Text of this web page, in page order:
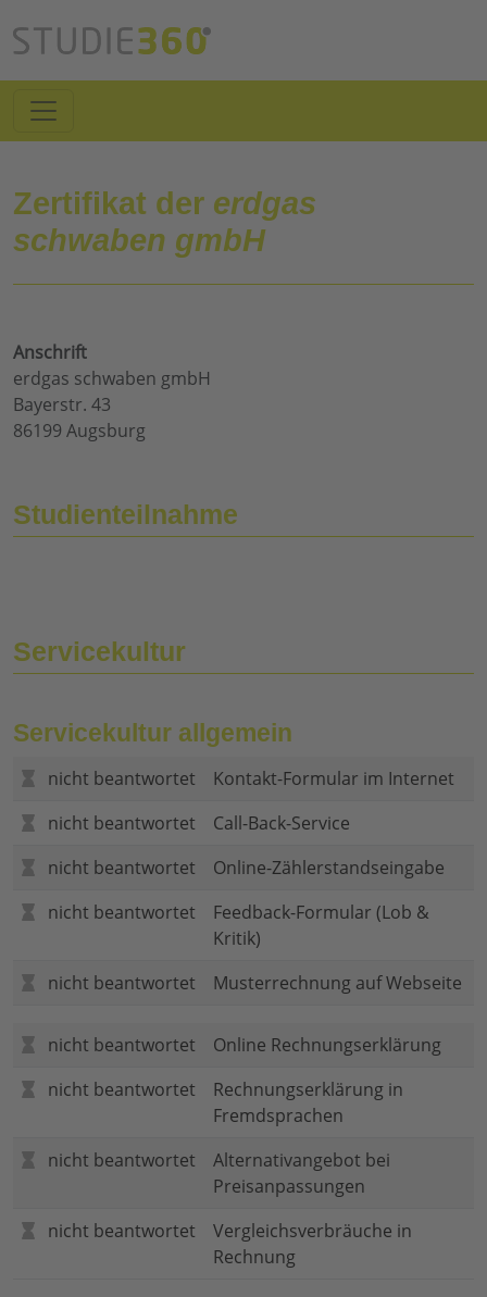
Zertifikat der erdgas
schwaben gmbH
Anschrift
erdgas schwaben gmbH
Bayerstr. 43
86199 Augsburg
Studienteilnahme
Servicekultur
Servicekultur allgemein
nicht beantwortet
Kontakt-Formular im Internet
nicht beantwortet
Call-Back-Service
nicht beantwortet
Online-Zählerstandseingabe
nicht beantwortet
Feedback-Formular (Lob &
Kritik)
nicht beantwortet
Musterrechnung auf Webseite
nicht beantwortet
Online Rechnungserklärung
nicht beantwortet
Rechnungserklärung in
Fremdsprachen
nicht beantwortet
Alternativangebot bei
Preisanpassungen
nicht beantwortet
Vergleichsverbräuche in
Rechnung